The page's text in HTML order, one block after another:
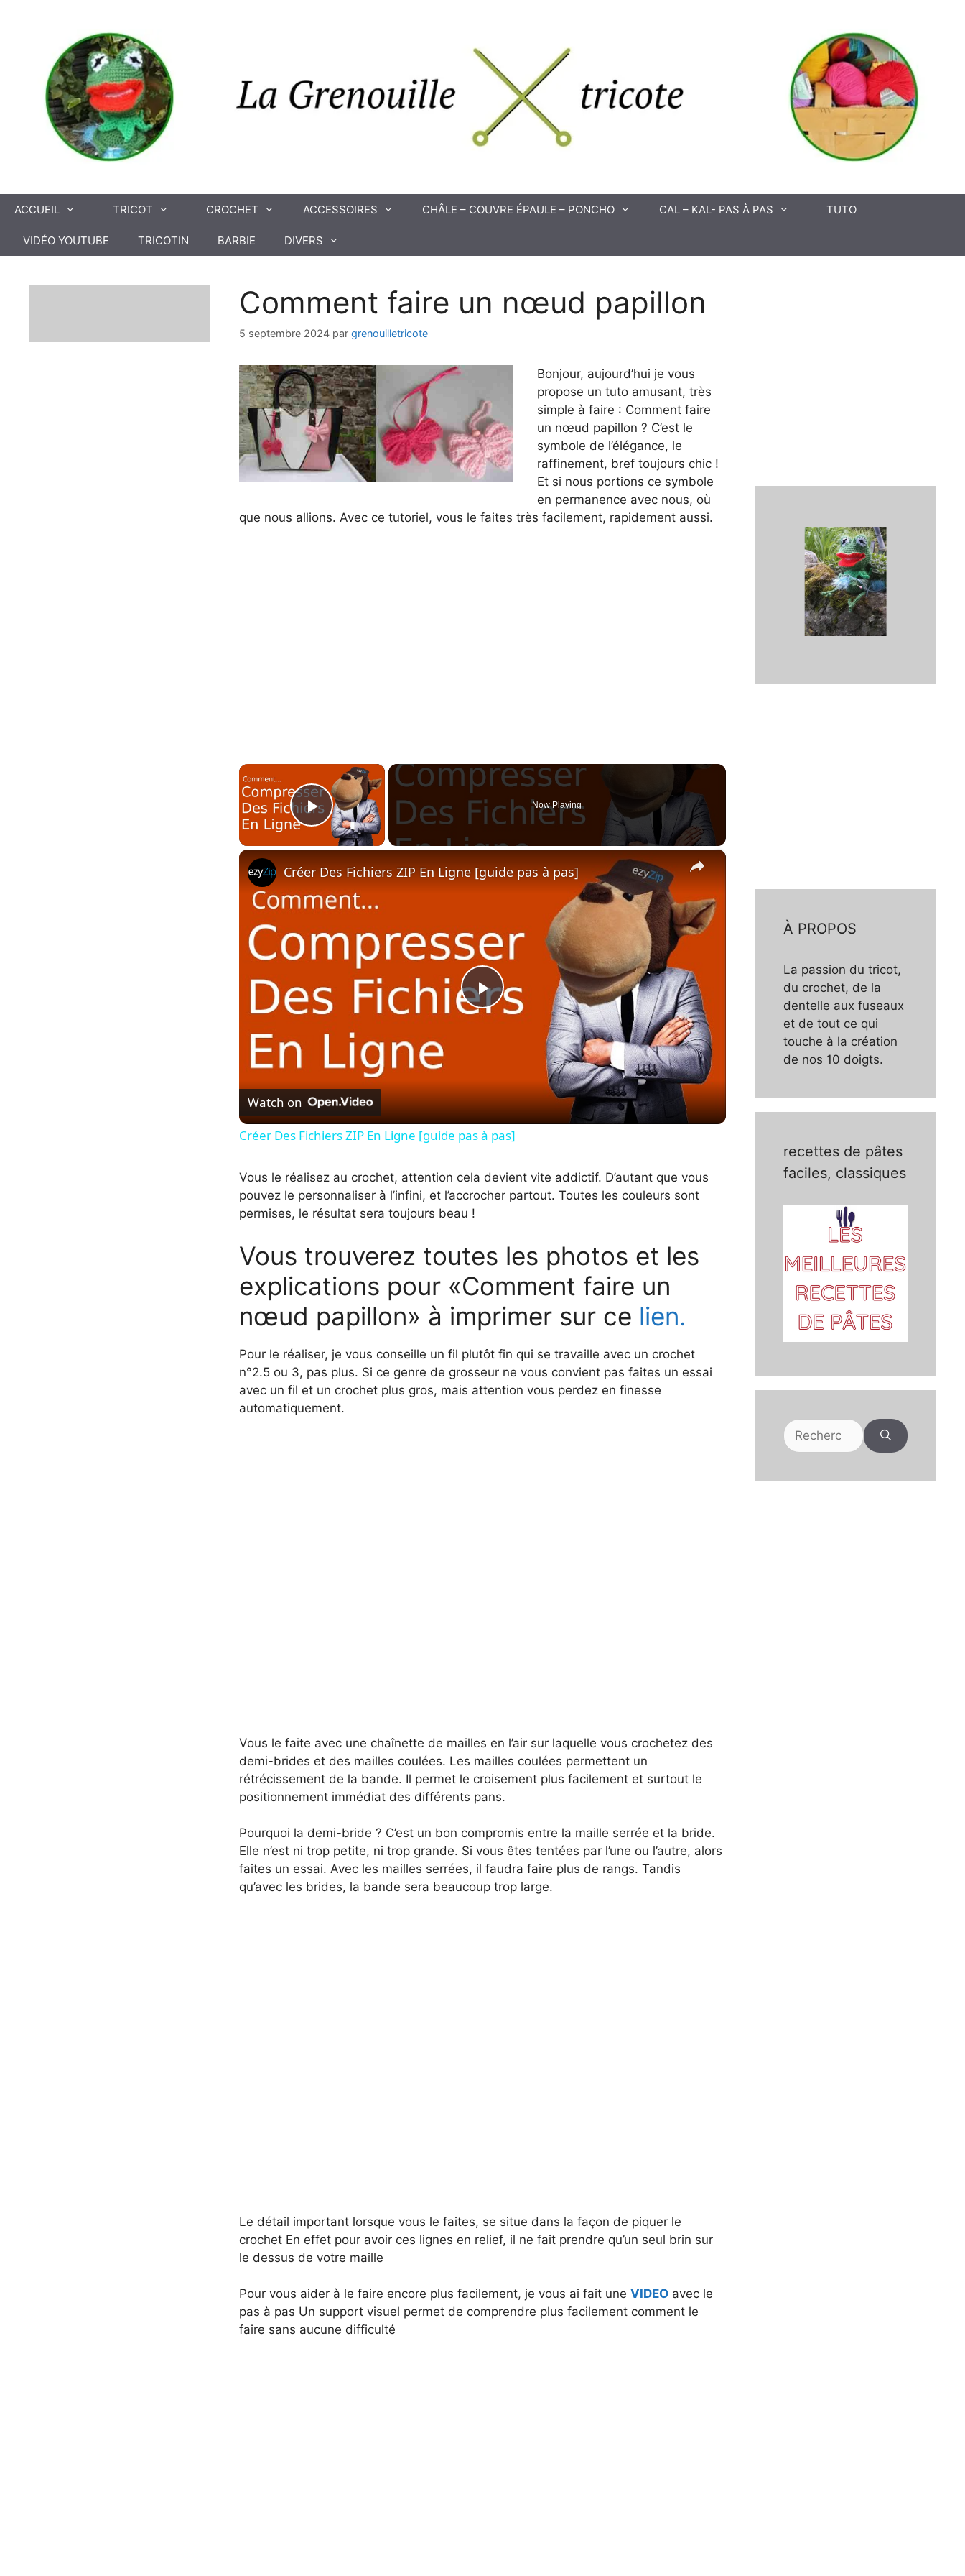
ACCUEIL TRICOT CROCHET ACCESSOIRES CHÂLE – COUVRE ÉPAULE – PONCHO CAL – KAL- PAS À PAS TUTO
VIDÉO YOUTUBE TRICOTIN BARBIE DIVERS
Comment faire un nœud papillon
5 septembre 2024 par grenouilletricote
Bonjour, aujourd’hui je vous
propose un tuto amusant, très
simple à faire : Comment faire
un nœud papillon ? C’est le
symbole de l’élégance, le
raffinement, bref toujours chic !
Et si nous portions ce symbole
en permanence avec nous, où
que nous allions. Avec ce tutoriel, vous le faites très facilement, rapidement aussi.
×
Play Video
Now Playing
×
P
a
y
V
d
e
o
Créer Des Fichiers ZIP En Ligne [guide pas à pas]
Watch on
Créer Des Fichiers ZIP En Ligne [guide pas à pas]
Vous le réalisez au crochet, attention cela devient vite addictif. D’autant que vous
pouvez le personnaliser à l’infini, et l’accrocher partout. Toutes les couleurs sont
permises, le résultat sera toujours beau !
Vous trouverez toutes les photos et les
explications pour «Comment faire un
nœud papillon» à imprimer sur ce lien.
Pour le réaliser, je vous conseille un fil plutôt fin qui se travaille avec un crochet
n°2.5 ou 3, pas plus. Si ce genre de grosseur ne vous convient pas faites un essai
avec un fil et un crochet plus gros, mais attention vous perdez en finesse
automatiquement.
Vous le faite avec une chaînette de mailles en l’air sur laquelle vous crochetez des
demi-brides et des mailles coulées. Les mailles coulées permettent un
rétrécissement de la bande. Il permet le croisement plus facilement et surtout le
positionnement immédiat des différents pans.
Pourquoi la demi-bride ? C’est un bon compromis entre la maille serrée et la bride.
Elle n’est ni trop petite, ni trop grande. Si vous êtes tentées par l’une ou l’autre, alors
faites un essai. Avec les mailles serrées, il faudra faire plus de rangs. Tandis
qu’avec les brides, la bande sera beaucoup trop large.
Le détail important lorsque vous le faites, se situe dans la façon de piquer le
crochet En effet pour avoir ces lignes en relief, il ne fait prendre qu’un seul brin sur
le dessus de votre maille
Pour vous aider à le faire encore plus facilement, je vous ai fait une VIDEOavec le
pas à pas Un support visuel permet de comprendre plus facilement comment le
faire sans aucune difficulté
À PROPOS
La passion du tricot,
du crochet, de la
dentelle aux fuseaux
et de tout ce qui
touche à la création
de nos 10 doigts.
recettes de pâtes
faciles, classiques
Rechercher :